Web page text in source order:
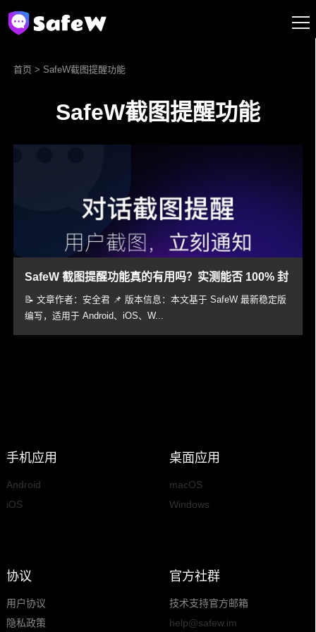
首页 > SafeW截图提醒功能
SafeW截图提醒功能
SafeW 截图提醒功能真的有用吗？实测能否 100% 封
堵泄密漏洞
📝 文章作者：安全君 📌 版本信息：本文基于 SafeW 最新稳定版
编写，适用于 Android、iOS、W...
手机应用
Android
iOS
桌面应用
macOS
Windows
协议
用户协议
隐私政策
官方社群
技术支持官方邮箱
help@safew.im